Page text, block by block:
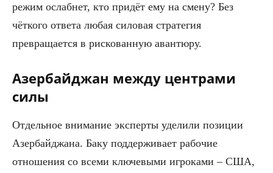
режим ослабнет, кто придёт ему на смену? Без
чёткого ответа любая силовая стратегия
превращается в рискованную авантюру.
Азербайджан между центрами
силы
Отдельное внимание эксперты уделили позиции
Азербайджана. Баку поддерживает рабочие
отношения со всеми ключевыми игроками – США,